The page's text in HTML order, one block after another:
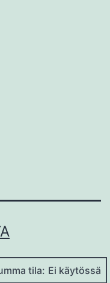
tila: